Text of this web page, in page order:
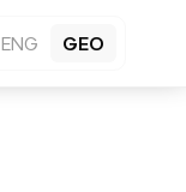
ENG GEO